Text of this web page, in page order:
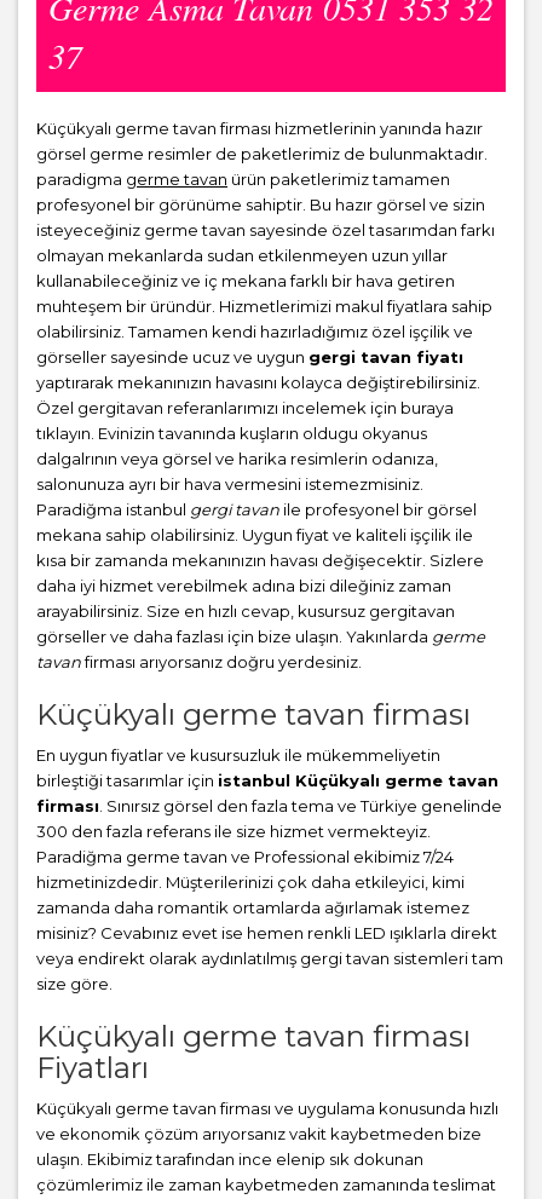
37
Küçükyalı germe tavan firması hizmetlerinin yanında hazır
görsel germe resimler de paketlerimiz de bulunmaktadır.
paradigma germe tavan ürün paketlerimiz tamamen
profesyonel bir görünüme sahiptir. Bu hazır görsel ve sizin
isteyeceğiniz germe tavan sayesinde özel tasarımdan farkı
olmayan mekanlarda sudan etkilenmeyen uzun yıllar
kullanabileceğiniz ve iç mekana farklı bir hava getiren
muhteşem bir üründür. Hizmetlerimizi makul fiyatlara sahip
olabilirsiniz. Tamamen kendi hazırladığımız özel işçilik ve
görseller sayesinde ucuz ve uygun gergi tavan fiyatı
yaptırarak mekanınızın havasını kolayca değiştirebilirsiniz.
Özel gergitavan referanlarımızı incelemek için buraya
tıklayın. Evinizin tavanında kuşların oldugu okyanus
dalgalrının veya görsel ve harika resimlerin odanıza,
salonunuza ayrı bir hava vermesini istemezmisiniz.
Paradiğma istanbul gergi tavan ile profesyonel bir görsel
mekana sahip olabilirsiniz. Uygun fiyat ve kaliteli işçilik ile
kısa bir zamanda mekanınızın havası değişecektir. Sizlere
daha iyi hizmet verebilmek adına bizi dileğiniz zaman
arayabilirsiniz. Size en hızlı cevap, kusursuz gergitavan
görseller ve daha fazlası için bize ulaşın. Yakınlarda germe
tavanfirması arıyorsanız doğru yerdesiniz.
Küçükyalı germe tavan firması
En uygun fiyatlar ve kusursuzluk ile mükemmeliyetin
birleştiği tasarımlar için istanbul Küçükyalı germe tavan
firması . Sınırsız görsel den fazla tema ve Türkiye genelinde
300 den fazla referans ile size hizmet vermekteyiz.
Paradiğma germe tavan ve Professional ekibimiz 7/24
hizmetinizdedir. Müşterilerinizi çok daha etkileyici, kimi
zamanda daha romantik ortamlarda ağırlamak istemez
misiniz? Cevabınız evet ise hemen renkli LED ışıklarla direkt
veya endirekt olarak aydınlatılmış gergi tavan sistemleri tam
size göre.
Küçükyalı germe tavan firması
Fiyatları
Küçükyalı germe tavan firması ve uygulama konusunda hızlı
ve ekonomik çözüm arıyorsanız vakit kaybetmeden bize
ulaşın. Ekibimiz tarafından ince elenip sık dokunan
çözümlerimiz ile zaman kaybetmeden zamanında teslimat